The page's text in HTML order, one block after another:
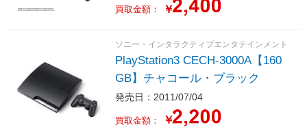
買取金額： ￥
ソニー・インタラクティブエンタテインメント
PlayStation3 CECH-3000A【160
GB】チャコール・ブラック
発売日：2011/07/04
買取金額： ￥